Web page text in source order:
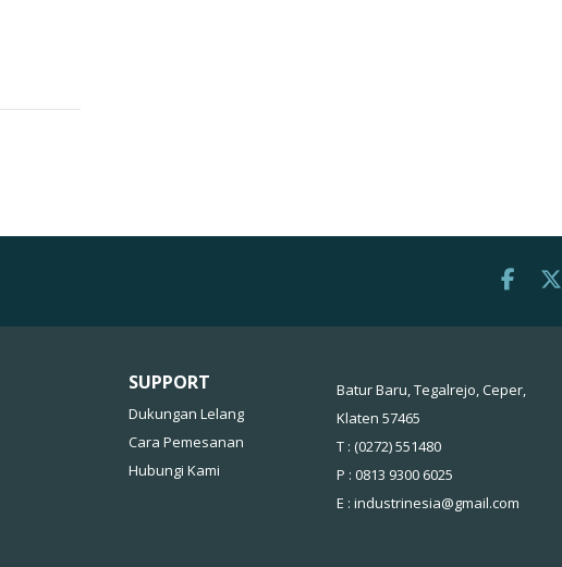
SUPPORT
Dukungan Lelang
Cara Pemesanan
Hubungi Kami
Batur Baru, Tegalrejo, Ceper,
Klaten 57465
T : (0272) 551480
P : 0813 9300 6025
E : industrinesia@gmail.com